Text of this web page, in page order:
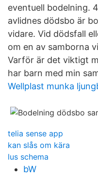
eventuell bodelning.
avlidnes dödsbo är
vidare. Vid dödsfall
om en av samborna
Varför är det viktigt
har barn med min
Wellplast munka
telia sense app
kan slås om kära
lus schema
bW